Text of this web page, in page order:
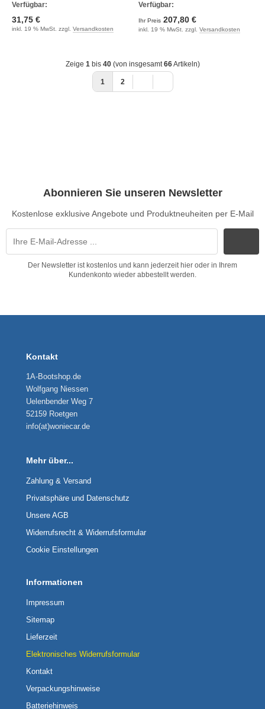
Verfügbar:
31,75 €
inkl. 19 % MwSt. zzgl. Versandkosten
Verfügbar:
Ihr Preis 207,80 €
inkl. 19 % MwSt. zzgl. Versandkosten
Zeige 1bis 40(von insgesamt66Artikeln)
1 2
Abonnieren Sie unseren Newsletter
Kostenlose exklusive Angebote und Produktneuheiten per E-Mail
Der Newsletter ist kostenlos und kann jederzeit hier oder in Ihrem
Kundenkonto wieder abbestellt werden.
Kontakt
1A-Bootshop.de
Wolfgang Niessen
Uelenbender Weg 7
52159 Roetgen
info(at)woniecar.de
Mehr über...
Zahlung & Versand
Privatsphäre und Datenschutz
Unsere AGB
Widerrufsrecht & Widerrufsformular
Cookie Einstellungen
Informationen
Impressum
Sitemap
Lieferzeit
Elektronisches Widerrufsformular
Kontakt
Verpackungshinweise
Batteriehinweis